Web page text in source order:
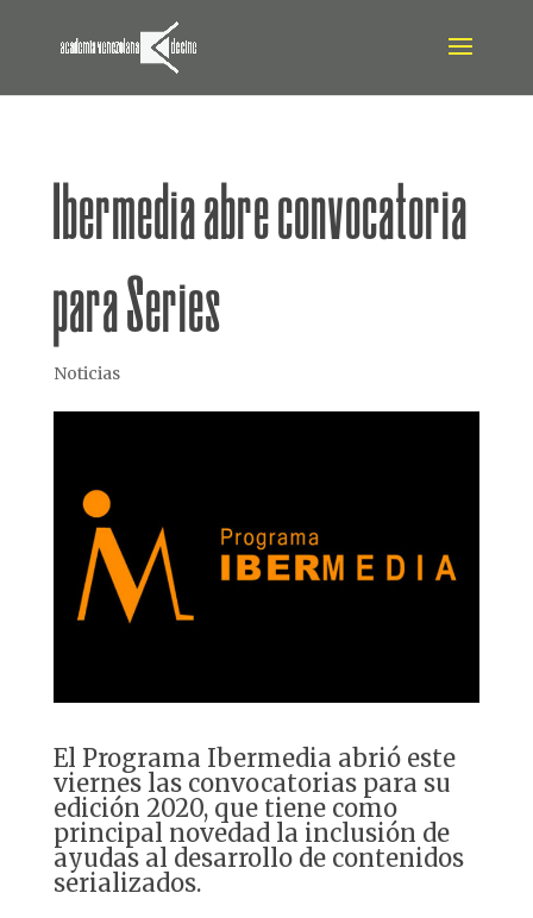
Ibermedia abre convocatoria
para Series
Noticias
El Programa Ibermedia abrió este
viernes las convocatorias para su
edición 2020, que tiene como
principal novedad la inclusión de
ayudas al desarrollo de contenidos
serializados.